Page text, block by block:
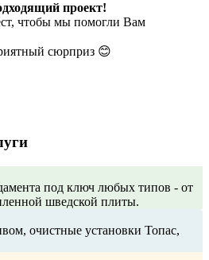
проект!
чтобы мы помогли Вам
сюрприз 😊
под ключ любых типов - от
шведской плиты.
очистные установки Топас,